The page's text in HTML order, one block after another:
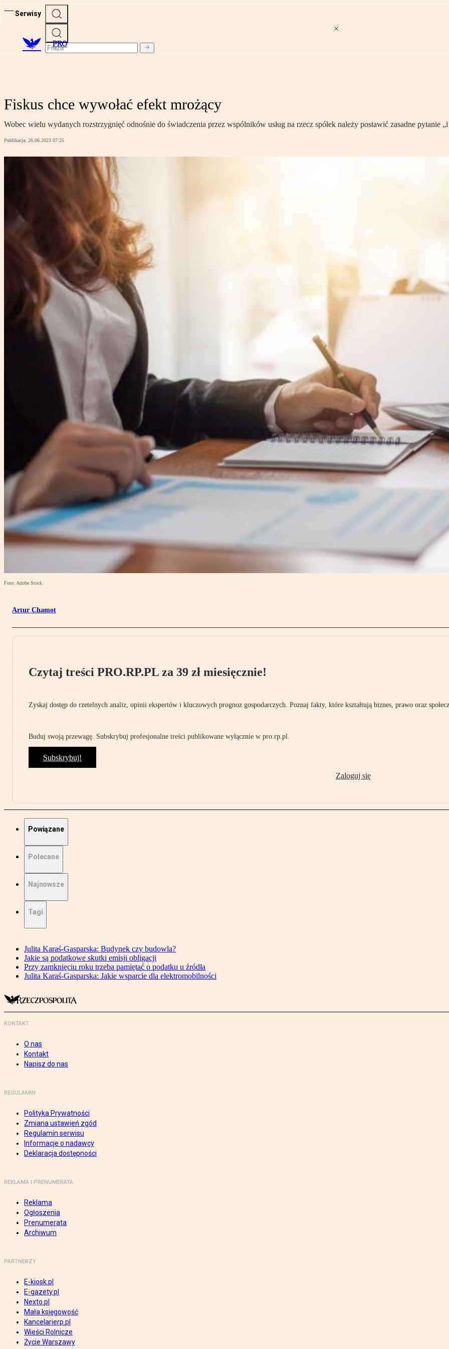
Serwisy
PRO
Fiskus chce wywołać efekt mrożący
Wobec wielu wydanych rozstrzygnięć odnośnie do świadczenia przez wspólników usług na rzecz spółek należy postawić zasadne pytanie
Publikacja: 26.06.2023 07:25
Foto: Adobe Stock
Artur Chamot
Czytaj treści PRO.RP.PL za 39 zł miesięcznie!
Zyskaj dostęp do rzetelnych analiz, opinii ekspertów i kluczowych prognoz gospodarczych. Poznaj fakty, które kształtują biznes, prawo oraz
Buduj swoją przewagę. Subskrybuj profesjonalne treści publikowane wyłącznie w pro.rp.pl.
Subskrybuj!
Zaloguj się
Powiązane
Polecane
Najnowsze
Tagi
Julita Karaś-Gasparska: Budynek czy budowla?
Jakie są podatkowe skutki emisji obligacji
Przy zamknięciu roku trzeba pamiętać o podatku u źródła
Julita Karaś-Gasparska: Jakie wsparcie dla elektromobilności
KONTAKT
O nas
Kontakt
Napisz do nas
REGULAMIN
Polityka Prywatności
Zmiana ustawień zgód
Regulamin serwisu
Informacje o nadawcy
Deklaracja dostępności
REKLAMA I PRENUMERATA
Reklama
Ogłoszenia
Prenumerata
Archiwum
PARTNERZY
E-kiosk.pl
E-gazety.pl
Nexto.pl
Mała księgowość
Kancelarierp.pl
Wieści Rolnicze
Życie Warszawy